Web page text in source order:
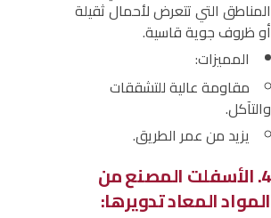
المناطق التي تتعرض لأحمال ثقيلة
أو ظروف جوية قاسية.
المميزات:
مقاومة عالية للتشققات
والتآكل.
يزيد من عمر الطريق.
4. الأسفلت المصنع من
المواد المعاد تدويرها: